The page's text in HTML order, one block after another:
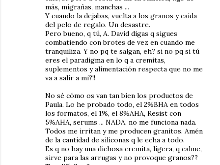
más, migrañas, manchas ...
Y cuando la dejabas, vuelta a los granos y caída
del pelo de regalo. Un desastre.
Pero bueno, q tú, A. David digas q sigues
combatiendo con brotes de vez en cuando me
tranquiliza. Y no pq te salgan, eh? si no pq si tú
eres el paradigma en lo q a cremitas,
suplementos y alimentación respecta que no me
va a salir a mí?!!
No sé cómo os van tan bien los productos de
Paula. Lo he probado todo, el 2%BHA en todos
los formatos, el 1%, el 8%AHA, Resist con
5%AHA, serums ... NADA, no me funciona nada.
Todos me irritan y me producen granitos. Amén
de la cantidad de siliconas q le echa a todo.
Es q no hay una dichosa cremita, ligera, q calme,
sirve para las arrugas y no provoque granos??